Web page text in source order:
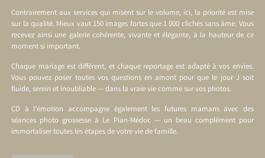
Contrairement aux services qui misent sur le volume, ici, la priorité est mise
sur la qualité. Mieux vaut 150 images fortes que 1 000 clichés sans âme. Vous
recevez ainsi une galerie cohérente, vivante et élégante, à la hauteur de ce
moment si important.
Chaque mariage est différent, et chaque reportage est adapté à vos envies.
Vous pouvez poser toutes vos questions en amont pour que le jour J soit
fluide, serein et inoubliable — dans la vraie vie comme sur vos photos.
CD à l’émotion accompagne également les futures mamans avec des
séances photo grossesse à Le Pian-Médoc — un beau complément pour
immortaliser toutes les étapes de votre vie de famille.